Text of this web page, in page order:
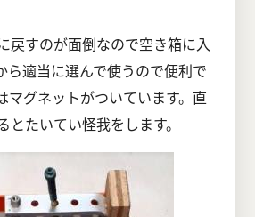
戻すのが面倒なので空き箱に入
ら適当に選んで使うので便利で
マグネットがついています。直
とたいてい怪我をします。